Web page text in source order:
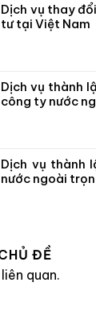
Dịch vụ thay
tư tại Việt Nam
Dịch vụ thành
công ty nước
Dịch vụ thành
nước ngoài
ĐỀ
quan.